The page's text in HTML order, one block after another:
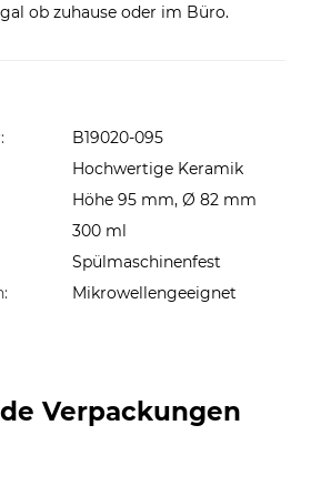
ob zuhause oder im Büro.
B19020-095
Hochwertige Keramik
Höhe 95 mm, Ø 82 mm
300 ml
Spülmaschinenfest
Mikrowellengeeignet
Verpackungen